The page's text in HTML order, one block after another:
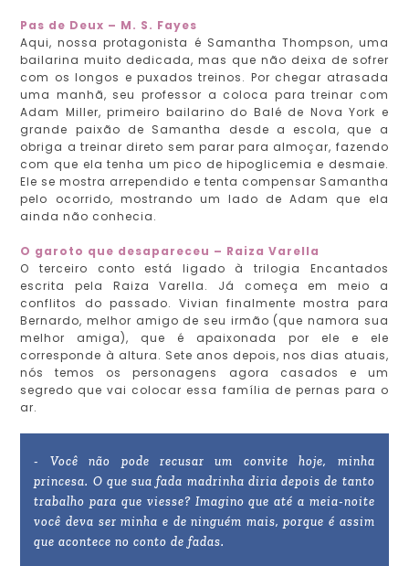
Pas de Deux – M. S. Fayes
Aqui, nossa protagonista é Samantha Thompson, uma
bailarina muito dedicada, mas que não deixa de sofrer
com os longos e puxados treinos. Por chegar atrasada
uma manhã, seu professor a coloca para treinar com
Adam Miller, primeiro bailarino do Balé de Nova York e
grande paixão de Samantha desde a escola, que a
obriga a treinar direto sem parar para almoçar, fazendo
com que ela tenha um pico de hipoglicemia e desmaie.
Ele se mostra arrependido e tenta compensar Samantha
pelo ocorrido, mostrando um lado de Adam que ela
ainda não conhecia.
O garoto que desapareceu – Raiza Varella
O terceiro conto está ligado à trilogia Encantados
escrita pela Raiza Varella. Já começa em meio a
conflitos do passado. Vivian finalmente mostra para
Bernardo, melhor amigo de seu irmão (que namora sua
melhor amiga), que é apaixonada por ele e ele
corresponde à altura. Sete anos depois, nos dias atuais,
nós temos os personagens agora casados e um
segredo que vai colocar essa família de pernas para o
ar.
- Você não pode recusar um convite hoje, minha
princesa. O que sua fada madrinha diria depois de tanto
trabalho para que viesse? Imagino que até a meia-noite
você deva ser minha e de ninguém mais, porque é assim
que acontece no conto de fadas.